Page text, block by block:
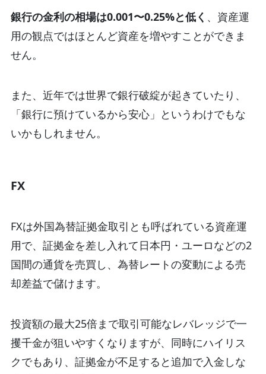
銀行の金利の相場は0.001〜0.25%と低く 、資産運
用の観点ではほとんど資産を増やすことができま
せん。
また、近年では世界で銀行破綻が起きていたり、
「銀行に預けているから安心」というわけでもな
いかもしれません。
FX
FXは外国為替証拠金取引とも呼ばれている資産運
用で、証拠金を差し入れて日本円・ユーロなどの2
国間の通貨を売買し、為替レートの変動による売
却差益で儲けます。
投資額の最大25倍まで取引可能なレバレッジで一
攫千金が狙いやすくなりますが、同時にハイリス
クでもあり、証拠金が不足すると追加で入金しな